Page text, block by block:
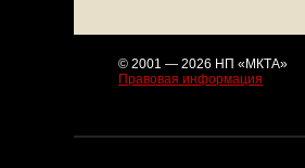
© 2001 — 2026 НП «МКТА»
Правовая информация